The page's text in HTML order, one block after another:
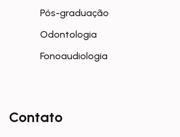
Pós-graduação
Odontologia
Fonoaudiologia
Contato